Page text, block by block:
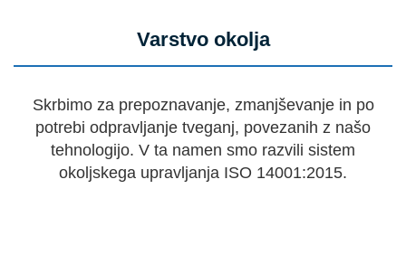
Varstvo okolja
Skrbimo za prepoznavanje, zmanjševanje in po
potrebi odpravljanje tveganj, povezanih z našo
tehnologijo. V ta namen smo razvili sistem
okoljskega upravljanja ISO 14001:2015.